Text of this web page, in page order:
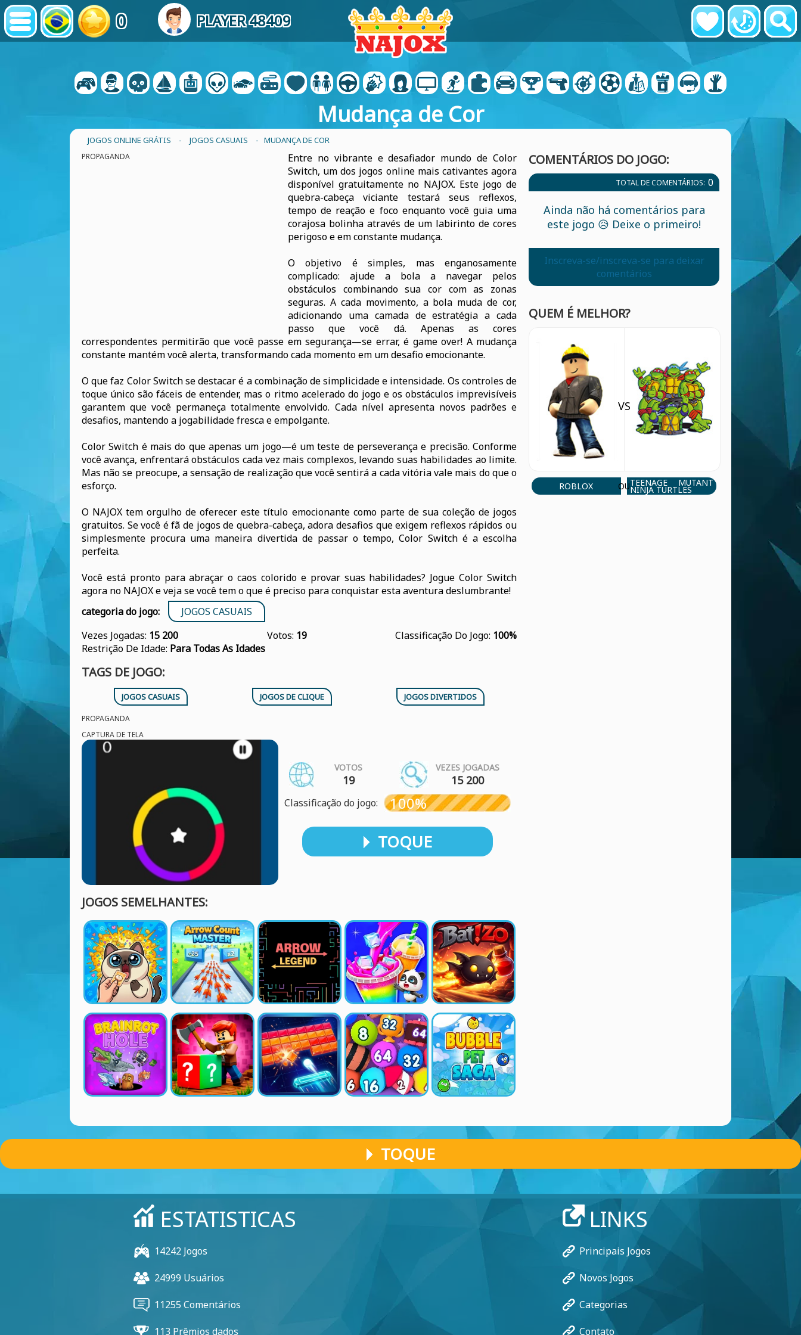
0 PLAYER 48409
Mudança de Cor
JOGOS ONLINE GRÁTIS - JOGOS CASUAIS - MUDANÇA DE COR
PROPAGANDA
Entre no vibrante e desafiador mundo de Color
Switch, um dos jogos online mais cativantes agora
disponível gratuitamente no NAJOX. Este jogo de
quebra-cabeça viciante testará seus reflexos,
tempo de reação e foco enquanto você guia uma
corajosa bolinha através de um labirinto de cores
perigoso e em constante mudança.
O objetivo é simples, mas enganosamente
complicado: ajude a bola a navegar pelos
obstáculos combinando sua cor com as zonas
seguras. A cada movimento, a bola muda de cor,
adicionando uma camada de estratégia a cada
passo que você dá. Apenas as cores
correspondentes permitirão que você passe em segurança—se errar, é game over! A mudança
constante mantém você alerta, transformando cada momento em um desafio emocionante.
O que faz Color Switch se destacar é a combinação de simplicidade e intensidade. Os controles de
toque único são fáceis de entender, mas o ritmo acelerado do jogo e os obstáculos imprevisíveis
garantem que você permaneça totalmente envolvido. Cada nível apresenta novos padrões e
desafios, mantendo a jogabilidade fresca e empolgante.
Color Switch é mais do que apenas um jogo—é um teste de perseverança e precisão. Conforme
você avança, enfrentará obstáculos cada vez mais complexos, levando suas habilidades ao limite.
Mas não se preocupe, a sensação de realização que você sentirá a cada vitória vale mais do que o
esforço.
O NAJOX tem orgulho de oferecer este título emocionante como parte de sua coleção de jogos
gratuitos. Se você é fã de jogos de quebra-cabeça, adora desafios que exigem reflexos rápidos ou
simplesmente procura uma maneira divertida de passar o tempo, Color Switch é a escolha
perfeita.
Você está pronto para abraçar o caos colorido e provar suas habilidades? Jogue Color Switch
agora no NAJOX e veja se você tem o que é preciso para conquistar esta aventura deslumbrante!
categoria do jogo:
JOGOS CASUAIS
Vezes Jogadas: 15 200 Votos: 19 Classificação Do Jogo: 100%
Restrição De Idade: Para Todas As Idades
TAGS DE JOGO:
JOGOS CASUAIS JOGOS DE CLIQUE JOGOS DIVERTIDOS
PROPAGANDA
CAPTURA DE TELA
VOTOS
19
VEZES JOGADAS
15 200
Classificação do jogo: 100%
TOQUE
JOGOS SEMELHANTES:
COMENTÁRIOS DO JOGO:
TOTAL DE COMENTÁRIOS: 0
Ainda não há comentários para
este jogo 😥 Deixe o primeiro!
Inscreva-se/inscreva-se para deixar
comentários
QUEM É MELHOR?
ROBLOX
VS
OUTEENAGE MUTANT
NINJA TURTLES
TOQUE
ESTATISTICAS
14242 Jogos
24999 Usuários
11255 Comentários
113 Prêmios dados
LINKS
Principais Jogos
Novos Jogos
Categorias
Contato